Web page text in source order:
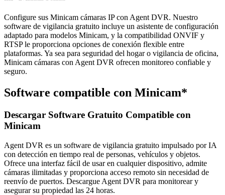
Configure sus Minicam cámaras IP con Agent DVR. Nuestro
software de vigilancia gratuito incluye un asistente de configuración
adaptado para modelos Minicam, y la compatibilidad ONVIF y
RTSP le proporciona opciones de conexión flexible entre
plataformas. Ya sea para seguridad del hogar o vigilancia de oficina,
Minicam cámaras con Agent DVR ofrecen monitoreo confiable y
seguro.
Software compatible con Minicam*
Descargar Software Gratuito Compatible con
Minicam
Agent DVR es un software de vigilancia gratuito impulsado por IA
con detección en tiempo real de personas, vehículos y objetos.
Ofrece una interfaz fácil de usar en cualquier dispositivo, admite
cámaras ilimitadas y proporciona acceso remoto sin necesidad de
reenvío de puertos. Descargue Agent DVR para monitorear y
asegurar su propiedad las 24 horas.